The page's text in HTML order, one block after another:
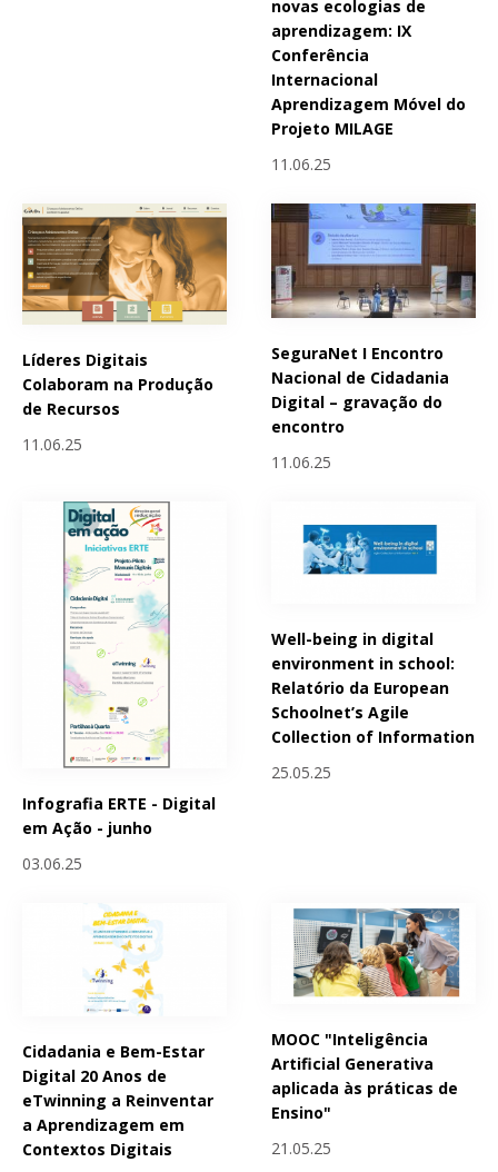
novas ecologias de
aprendizagem: IX
Conferência
Internacional
Aprendizagem Móvel do
Projeto MILAGE
11.06.25
Líderes Digitais
Colaboram na Produção
de Recursos
11.06.25
SeguraNet I Encontro
Nacional de Cidadania
Digital – gravação do
encontro
11.06.25
Infografia ERTE - Digital
em Ação - junho
03.06.25
Well-being in digital
environment in school:
Relatório da European
Schoolnet’s Agile
Collection of Information
25.05.25
Cidadania e Bem-Estar
Digital 20 Anos de
eTwinning a Reinventar
a Aprendizagem em
Contextos Digitais
MOOC "Inteligência
Artificial Generativa
aplicada às práticas de
Ensino"
21.05.25